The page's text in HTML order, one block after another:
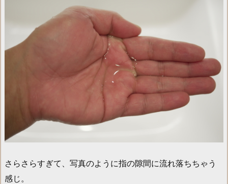
さらさらすぎて、写真のように指の隙間に流れ落ちちゃう
感じ。